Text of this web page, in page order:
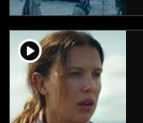
player2